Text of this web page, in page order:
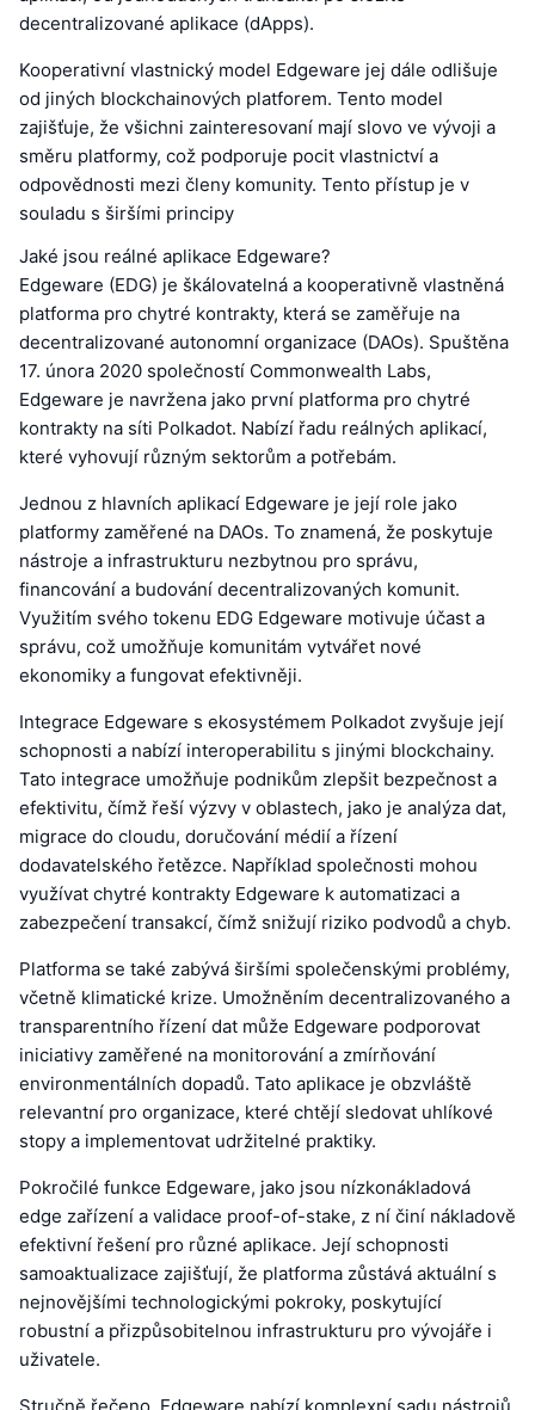
decentralizované aplikace (dApps).
Kooperativní vlastnický model Edgeware jej dále odlišuje
od jiných blockchainových platforem. Tento model
zajišťuje, že všichni zainteresovaní mají slovo ve vývoji a
směru platformy, což podporuje pocit vlastnictví a
odpovědnosti mezi členy komunity. Tento přístup je v
souladu s širšími principy
Jaké jsou reálné aplikace Edgeware?
Edgeware (EDG) je škálovatelná a kooperativně vlastněná
platforma pro chytré kontrakty, která se zaměřuje na
decentralizované autonomní organizace (DAOs). Spuštěna
17. února 2020 společností Commonwealth Labs,
Edgeware je navržena jako první platforma pro chytré
kontrakty na síti Polkadot. Nabízí řadu reálných aplikací,
které vyhovují různým sektorům a potřebám.
Jednou z hlavních aplikací Edgeware je její role jako
platformy zaměřené na DAOs. To znamená, že poskytuje
nástroje a infrastrukturu nezbytnou pro správu,
financování a budování decentralizovaných komunit.
Využitím svého tokenu EDG Edgeware motivuje účast a
správu, což umožňuje komunitám vytvářet nové
ekonomiky a fungovat efektivněji.
Integrace Edgeware s ekosystémem Polkadot zvyšuje její
schopnosti a nabízí interoperabilitu s jinými blockchainy.
Tato integrace umožňuje podnikům zlepšit bezpečnost a
efektivitu, čímž řeší výzvy v oblastech, jako je analýza dat,
migrace do cloudu, doručování médií a řízení
dodavatelského řetězce. Například společnosti mohou
využívat chytré kontrakty Edgeware k automatizaci a
zabezpečení transakcí, čímž snižují riziko podvodů a chyb.
Platforma se také zabývá širšími společenskými problémy,
včetně klimatické krize. Umožněním decentralizovaného a
transparentního řízení dat může Edgeware podporovat
iniciativy zaměřené na monitorování a zmírňování
environmentálních dopadů. Tato aplikace je obzvláště
relevantní pro organizace, které chtějí sledovat uhlíkové
stopy a implementovat udržitelné praktiky.
Pokročilé funkce Edgeware, jako jsou nízkonákladová
edge zařízení a validace proof-of-stake, z ní činí nákladově
efektivní řešení pro různé aplikace. Její schopnosti
samoaktualizace zajišťují, že platforma zůstává aktuální s
nejnovějšími technologickými pokroky, poskytující
robustní a přizpůsobitelnou infrastrukturu pro vývojáře i
uživatele.